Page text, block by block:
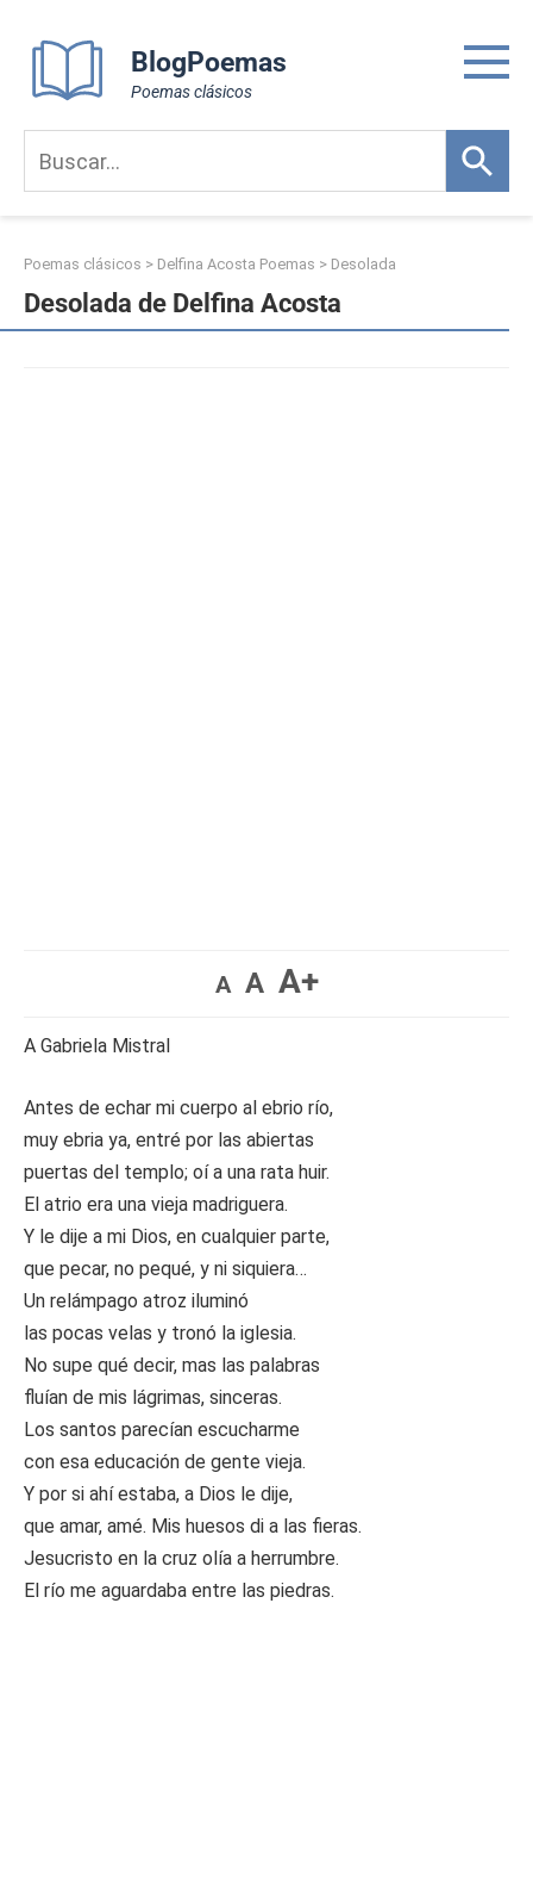
content
BlogPoemas
Poemas clásicos
Poemas clásicos > Delfina Acosta Poemas > Desolada
Desolada de Delfina Acosta
A A A+
A Gabriela Mistral
Antes de echar mi cuerpo al ebrio río,
muy ebria ya, entré por las abiertas
puertas del templo; oí a una rata huir.
El atrio era una vieja madriguera.
Y le dije a mi Dios, en cualquier parte,
que pecar, no pequé, y ni siquiera…
Un relámpago atroz iluminó
las pocas velas y tronó la iglesia.
No supe qué decir, mas las palabras
fluían de mis lágrimas, sinceras.
Los santos parecían escucharme
con esa educación de gente vieja.
Y por si ahí estaba, a Dios le dije,
que amar, amé. Mis huesos di a las fieras.
Jesucristo en la cruz olía a herrumbre.
El río me aguardaba entre las piedras.